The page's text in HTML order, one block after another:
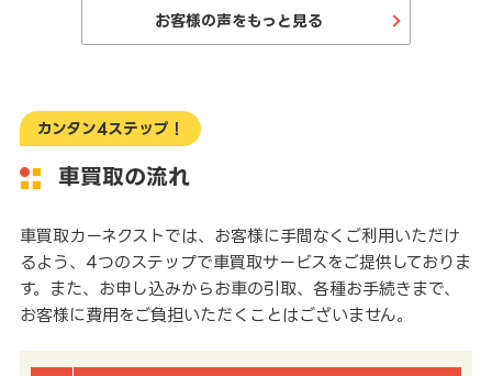
お客様の声をもっと見る
カンタン4ステップ！
車買取の流れ
車買取カーネクストでは、お客様に手間なくご利用いただけ
るよう、4つのステップで車買取サービスをご提供しておりま
す。また、お申し込みからお車の引取、各種お手続きまで、
お客様に費用をご負担いただくことはございません。